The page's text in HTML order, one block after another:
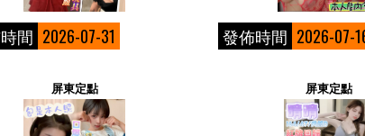
間 2026-07-31 發佈時間 2026-07-
屏東定點 屏東定點